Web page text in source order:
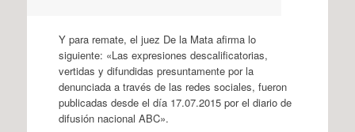
Y para remate, el juez De la Mata afirma lo
siguiente: «Las expresiones descalificatorias,
vertidas y difundidas presuntamente por la
denunciada a través de las redes sociales, fueron
publicadas desde el día 17.07.2015 por el diario de
difusión nacional ABC».